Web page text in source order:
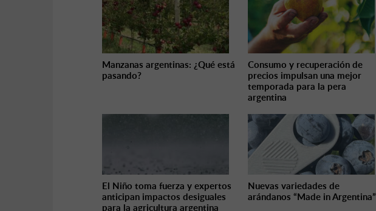
Manzanas argentinas: ¿Qué está
pasando?
Consumo y recuperación de
precios impulsan una mejor
temporada para la pera
argentina
El Niño toma fuerza y expertos
anticipan impactos desiguales
para la agricultura argentina
Nuevas variedades de
arándanos “Made in Argentina”